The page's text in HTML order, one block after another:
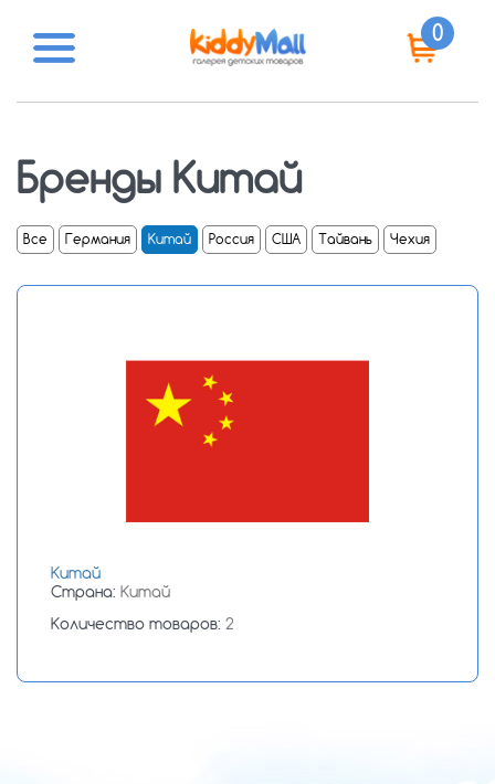
0
Бренды Китай
Все Германия Китай Россия США Тайвань Чехия
Китай
Страна: Китай
Количество товаров: 2